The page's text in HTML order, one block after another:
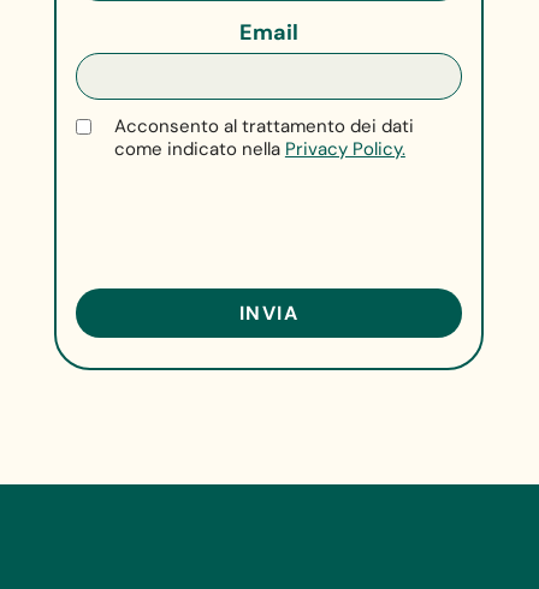
Email
Acconsento al trattamento dei dati
come indicato nella Privacy Policy.